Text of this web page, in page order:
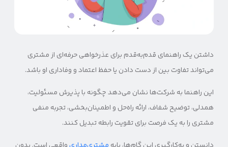
داشتن یک راهنمای قدم‌به‌قدم برای عذرخواهی حرفه‌ای از مشتری
می‌تواند تفاوت بین از دست دادن یا حفظ اعتماد و وفاداری او باشد.
این راهنما به شرکت‌ها نشان می‌دهد چگونه با پذیرش مسئولیت،
همدلی، توضیح شفاف، ارائه راه‌حل و اطمینان‌بخشی، تجربه منفی
مشتری را به یک فرصت برای تقویت رابطه تبدیل کنند.